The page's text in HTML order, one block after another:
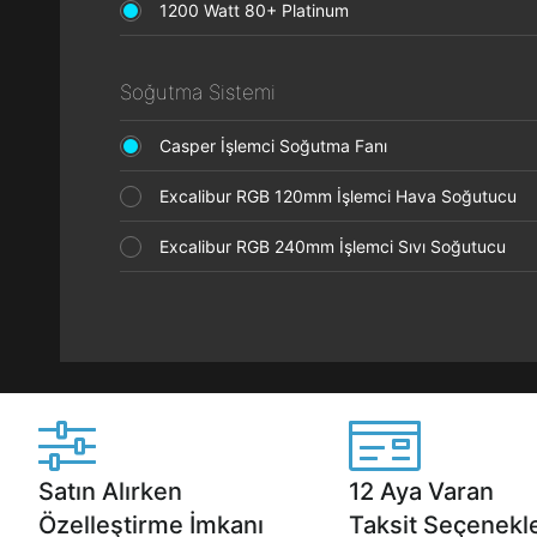
1200 Watt 80+ Platinum
Soğutma Sistemi
Casper İşlemci Soğutma Fanı
Excalibur RGB 120mm İşlemci Hava Soğutucu
Excalibur RGB 240mm İşlemci Sıvı Soğutucu
Satın Alırken
Özelleştirme İmkanı
12 Aya Varan
Taksit